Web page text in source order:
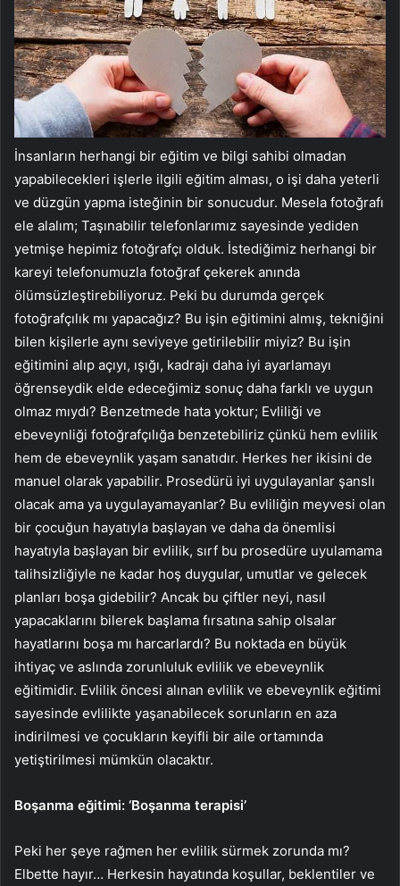
İnsanların herhangi bir eğitim ve bilgi sahibi olmadan
yapabilecekleri işlerle ilgili eğitim alması, o işi daha yeterli
ve düzgün yapma isteğinin bir sonucudur. Mesela fotoğrafı
ele alalım; Taşınabilir telefonlarımız sayesinde yediden
yetmişe hepimiz fotoğrafçı olduk. İstediğimiz herhangi bir
kareyi telefonumuzla fotoğraf çekerek anında
ölümsüzleştirebiliyoruz. Peki bu durumda gerçek
fotoğrafçılık mı yapacağız? Bu işin eğitimini almış, tekniğini
bilen kişilerle aynı seviyeye getirilebilir miyiz? Bu işin
eğitimini alıp açıyı, ışığı, kadrajı daha iyi ayarlamayı
öğrenseydik elde edeceğimiz sonuç daha farklı ve uygun
olmaz mıydı? Benzetmede hata yoktur; Evliliği ve
ebeveynliği fotoğrafçılığa benzetebiliriz çünkü hem evlilik
hem de ebeveynlik yaşam sanatıdır. Herkes her ikisini de
manuel olarak yapabilir. Prosedürü iyi uygulayanlar şanslı
olacak ama ya uygulayamayanlar? Bu evliliğin meyvesi olan
bir çocuğun hayatıyla başlayan ve daha da önemlisi
hayatıyla başlayan bir evlilik, sırf bu prosedüre uyulamama
talihsizliğiyle ne kadar hoş duygular, umutlar ve gelecek
planları boşa gidebilir? Ancak bu çiftler neyi, nasıl
yapacaklarını bilerek başlama fırsatına sahip olsalar
hayatlarını boşa mı harcarlardı? Bu noktada en büyük
ihtiyaç ve aslında zorunluluk evlilik ve ebeveynlik
eğitimidir. Evlilik öncesi alınan evlilik ve ebeveynlik eğitimi
sayesinde evlilikte yaşanabilecek sorunların en aza
indirilmesi ve çocukların keyifli bir aile ortamında
yetiştirilmesi mümkün olacaktır.
Boşanma eğitimi: ‘Boşanma terapisi’
Peki her şeye rağmen her evlilik sürmek zorunda mı?
Elbette hayır… Herkesin hayatında koşullar, beklentiler ve